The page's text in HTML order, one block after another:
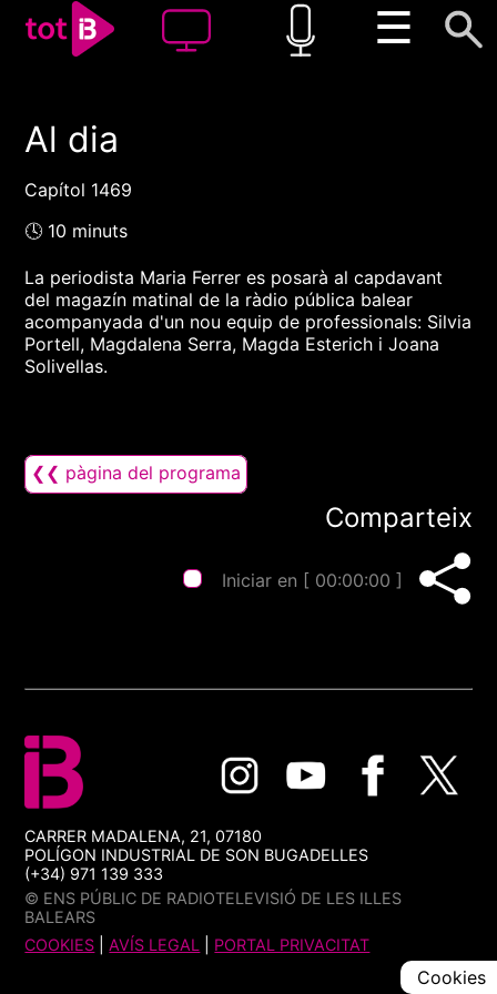
☰
00:00
Al dia
Capítol 1469
🕓 10 minuts
La periodista Maria Ferrer es posarà al capdavant
del magazín matinal de la ràdio pública balear
acompanyada d'un nou equip de professionals: Silvia
Portell, Magdalena Serra, Magda Esterich i Joana
Solivellas.
❮❮ pàgina del programa
Comparteix
Iniciar en [ 00:00:00 ]
CARRER MADALENA, 21, 07180
POLÍGON INDUSTRIAL DE SON BUGADELLES
(+34) 971 139 333
© ENS PÚBLIC DE RADIOTELEVISIÓ DE LES ILLES
BALEARS
COOKIES |AVÍS LEGAL PORTAL PRIVACITAT
Cookies